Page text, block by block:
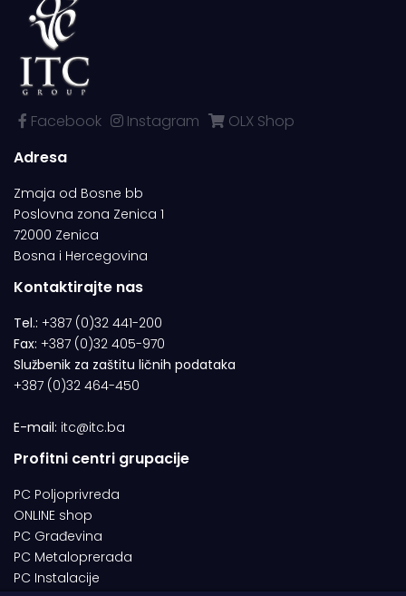
Facebook Instagram
OLX Shop
Adresa
Zmaja od Bosne bb
Poslovna zona Zenica 1
72000 Zenica
Bosna i Hercegovina
Kontaktirajte nas
Tel.: +387 (0)32 441-200
Fax: +387 (0)32 405-970
Službenik za zaštitu ličnih podataka
+387 (0)32 464-450
E-mail: itc@itc.ba
Profitni centri grupacije
PC Poljoprivreda
ONLINE shop
PC Građevina
PC Metaloprerada
PC Instalacije